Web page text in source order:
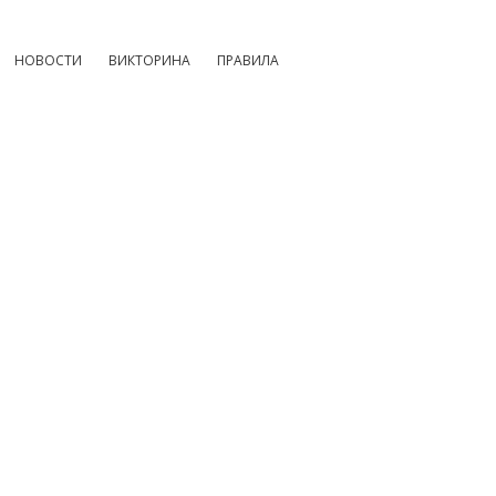
НОВОСТИ ВИКТОРИНА ПРАВИЛА